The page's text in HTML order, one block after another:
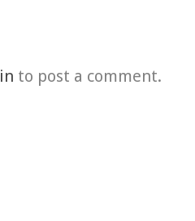
to post a comment.